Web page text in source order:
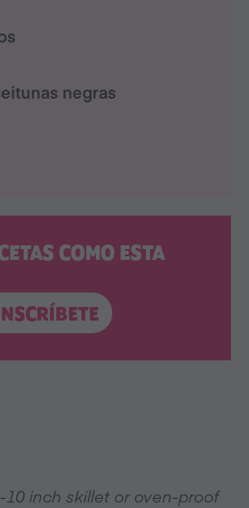
COMO ESTA
negras
10 inch skillet or oven-proof